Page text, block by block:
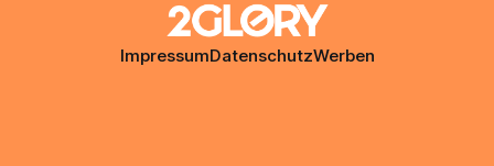
ImpressumDatenschutzWerben